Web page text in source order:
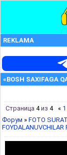
REKLAMA
«BOSH SAXIFAGA
Страница 4из 4 « 1
Форум » FOTO
FOYDALANUVCHILAR